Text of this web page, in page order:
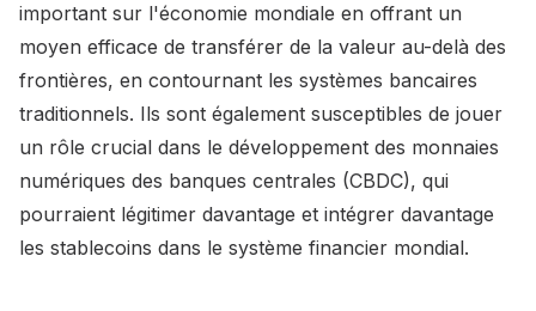
important sur l'économie mondiale en offrant un
moyen efficace de transférer de la valeur au-delà des
frontières, en contournant les systèmes bancaires
traditionnels. Ils sont également susceptibles de jouer
un rôle crucial dans le développement des monnaies
numériques des banques centrales (CBDC), qui
pourraient légitimer davantage et intégrer davantage
les stablecoins dans le système financier mondial.